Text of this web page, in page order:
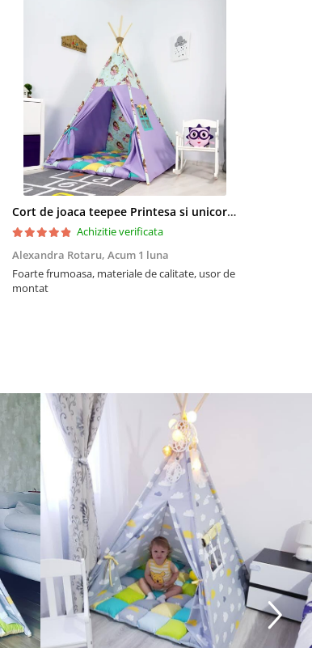
Cort de joaca teepee Printesa si unicornii - lila
Achizitie verificata
Alexandra Rotaru, Acum 1 luna
Foarte frumoasa, materiale de calitate, usor de
montat